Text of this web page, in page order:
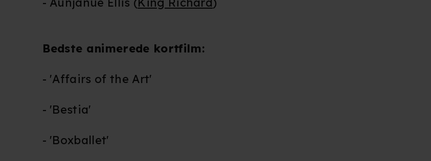
funktionalitet, generere statistik, huske dine præferencer og til markedsføring.
Når vi anvender cookies, behandler vi kortvarigt din IP-adresse. IP-adressen kan
Bedste animerede kortfilm:
- 'Affairs of the Art'
- 'Bestia'
- 'Boxballet'